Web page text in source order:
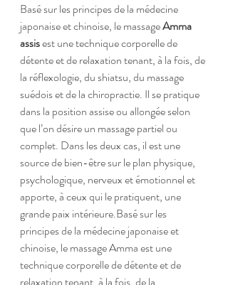
Basé sur les principes de la médecine
japonaise et chinoise, le massage Amma
assis est une technique corporelle de
détente et de relaxation tenant, à la fois, de
la réflexologie, du shiatsu, du massage
suédois et de la chiropractie. Il se pratique
dans la position assise ou allongée selon
que l’on désire un massage partiel ou
complet. Dans les deux cas, il est une
source de bien-être sur le plan physique,
psychologique, nerveux et émotionnel et
apporte, à ceux qui le pratiquent, une
grande paix intérieure.Basé sur les
principes de la médecine japonaise et
chinoise, le massage Amma est une
technique corporelle de détente et de